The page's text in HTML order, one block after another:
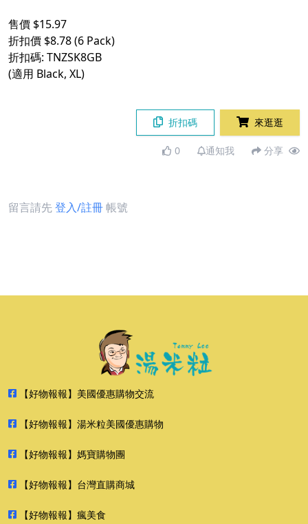
售價 $15.97
折扣價 $8.78 (6 Pack)
折扣碼: TNZSK8GB
(適用 Black, XL)
折扣碼 來逛逛
0 通知我 分享
留言請先登入/註冊帳號
【好物報報】美國優惠購物交流
【好物報報】湯米粒美國優惠購物
【好物報報】媽寶購物團
【好物報報】台灣直購商城
【好物報報】瘋美食